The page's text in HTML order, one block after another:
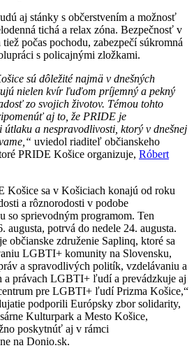
aj stánky s občerstvením a možnosť
tichá a relax zóna. Bezpečnosť v
počas pochodu, zabezpečí súkromná
s policajnými zložkami.
sú dôležité najmä v dnešných
nielen kvír ľuďom príjemný a pekný
zo svojich životov. Témou tohto
aj to, že PRIDE je
útlaku a nespravodlivosti, ktorý v dnešnej
uviedol riaditeľ občianskeho
PRIDE Košice organizuje, Róbert
Košice sa v Košiciach konajú od roku
a rôznorodosti v podobe
so sprievodným programom. Ten
augusta, potrvá do nedele 24. augusta.
občianske združenie Saplinq, ktoré sa
LGBTI+ komunity na Slovensku,
a spravodlivých politík, vzdelávaniu a
a právach LGBTI+ ľudí a prevádzkuje aj
pre LGBTI+ ľudí Prizma Košice,“
podporili Európsky zbor solidarity,
Kulturpark a Mesto Košice,
poskytnúť aj v rámci
na Donio.sk.